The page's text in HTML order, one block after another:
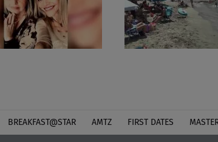
BREAKFAST@STAR ΑΜΤΖ FIRST DATES